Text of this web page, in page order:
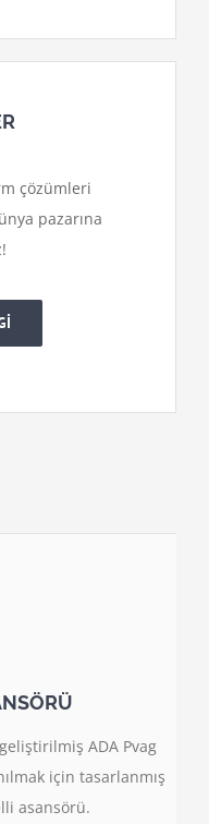
çözümleri
pazarına
ADA Pvag
için tasarlanmış
asansörü.